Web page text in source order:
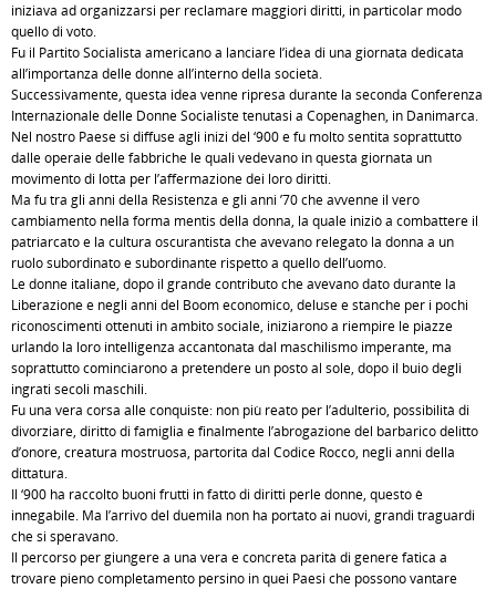
iniziava ad organizzarsi per reclamare maggiori diritti, in particolar modo
quello di voto.
Fu il Partito Socialista americano a lanciare l’idea di una giornata dedicata
all’importanza delle donne all’interno della società.
Successivamente, questa idea venne ripresa durante la seconda Conferenza
Internazionale delle Donne Socialiste tenutasi a Copenaghen, in Danimarca.
Nel nostro Paese si diffuse agli inizi del ‘900 e fu molto sentita soprattutto
dalle operaie delle fabbriche le quali vedevano in questa giornata un
movimento di lotta per l’affermazione dei loro diritti.
Ma fu tra gli anni della Resistenza e gli anni ’70 che avvenne il vero
cambiamento nella forma mentis della donna, la quale iniziò a combattere il
patriarcato e la cultura oscurantista che avevano relegato la donna a un
ruolo subordinato e subordinante rispetto a quello dell’uomo.
Le donne italiane, dopo il grande contributo che avevano dato durante la
Liberazione e negli anni del Boom economico, deluse e stanche per i pochi
riconoscimenti ottenuti in ambito sociale, iniziarono a riempire le piazze
urlando la loro intelligenza accantonata dal maschilismo imperante, ma
soprattutto cominciarono a pretendere un posto al sole, dopo il buio degli
ingrati secoli maschili.
Fu una vera corsa alle conquiste: non più reato per l’adulterio, possibilità di
divorziare, diritto di famiglia e finalmente l’abrogazione del barbarico delitto
d’onore, creatura mostruosa, partorita dal Codice Rocco, negli anni della
dittatura.
Il ‘900 ha raccolto buoni frutti in fatto di diritti perle donne, questo è
innegabile. Ma l’arrivo del duemila non ha portato ai nuovi, grandi traguardi
che si speravano.
Il percorso per giungere a una vera e concreta parità di genere fatica a
trovare pieno completamento persino in quei Paesi che possono vantare